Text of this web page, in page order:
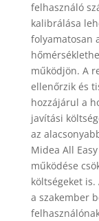
felhasználó
kalibrálása
folyamatosan
működjön. A
ellenőrzik és
hozzájárul a
javítási
az
Midea All
működése
költségeket
a szakember